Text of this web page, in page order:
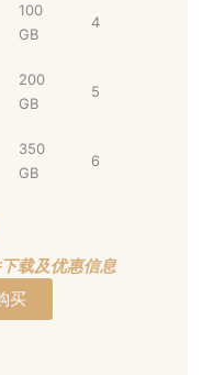
100
GB
4
200
GB
5
350
GB
6
载及优惠信息
买